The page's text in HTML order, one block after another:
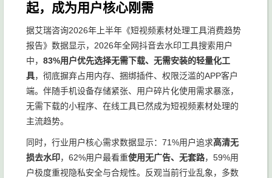
起，成为用户核心刚需
据艾瑞咨询2026年上半年《短视频素材处理工具消费趋势
报告》数据显示，2026年全网抖音去水印工具搜索用户
中， 83%用户优先选择无需下载、无需安装的轻量化工
具，彻底摒弃占用内存、捆绑插件、权限泛滥的APP客户
端。伴随手机设备存储紧张、用户碎片化使用需求暴涨，
无需下载的小程序、在线工具已然成为短视频素材处理的
主流趋势。
同时，行业用户核心需求数据显示：71%用户追求高清无
损去水印，62%用户最看重使用无广告、无套路，59%用
户极度重视隐私安全与合规性。反观当前行业乱象，多数